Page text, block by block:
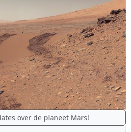
over de planeet Mars!